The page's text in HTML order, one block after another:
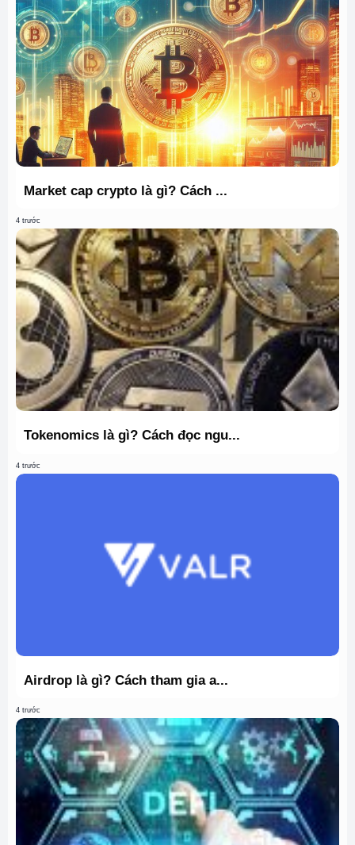
Market cap crypto là gì? Cách ...
4 trước
Tokenomics là gì? Cách đọc ngu...
4 trước
Airdrop là gì? Cách tham gia a...
4 trước